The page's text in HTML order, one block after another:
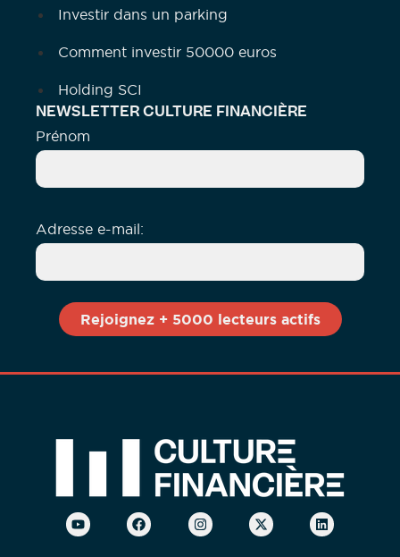
Investir dans un parking
Comment investir 50000 euros
Holding SCI
NEWSLETTER CULTURE FINANCIÈRE
Prénom
Adresse e-mail: